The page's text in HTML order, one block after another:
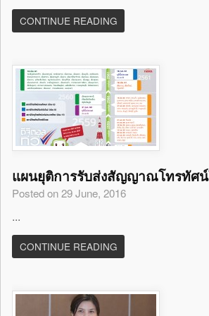
CONTINUE READING
แผนยุติการรับส่งสัญญาณโทรทัศ
Posted on 29 June, 2016
...
CONTINUE READING